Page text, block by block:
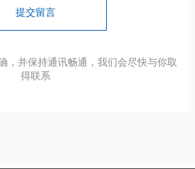
提交留言
，并保持通讯畅通，我们会尽快与你取
得联系